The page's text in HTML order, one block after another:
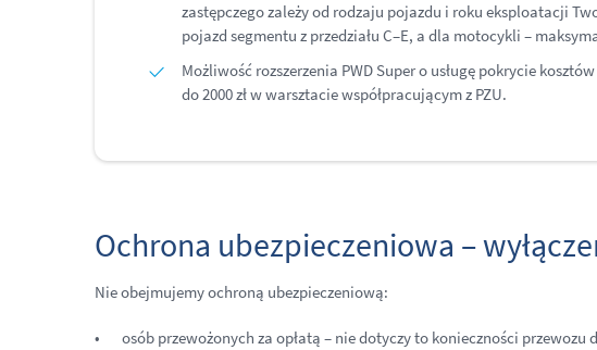
zastępczego zależy od rodzaju pojazdu i roku eksploatacji
pojazd segmentu z przedziału C–E, a dla motocykli –
Możliwość rozszerzenia PWD Super o usługę pokrycie
do 2000 zł w warsztacie współpracującym z PZU.
Ochrona ubezpieczeniowa –
Nie obejmujemy ochroną ubezpieczeniową:
osób przewożonych za opłatą – nie dotyczy to konieczności przewozu